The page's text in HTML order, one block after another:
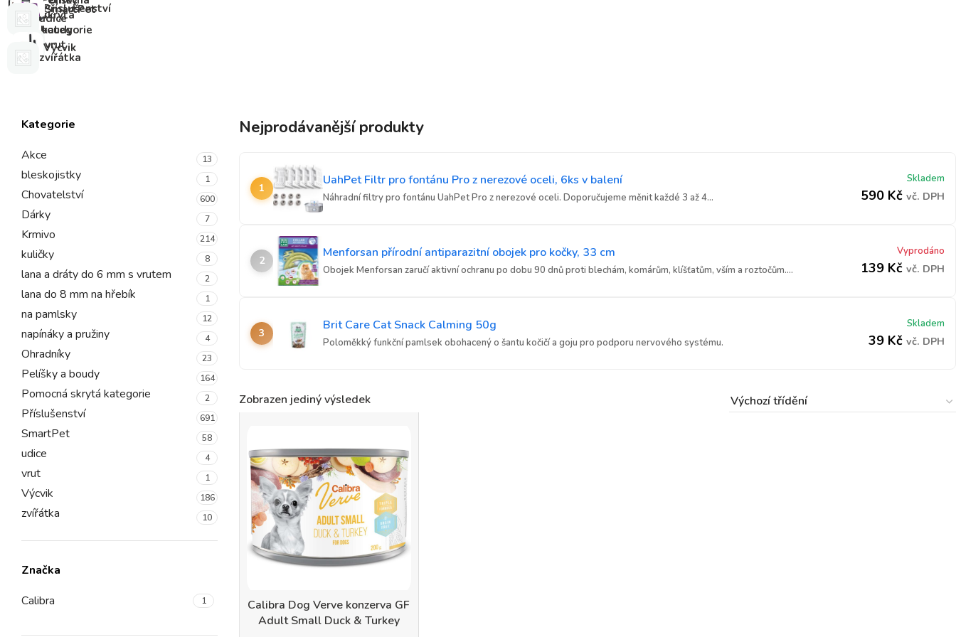
a
boudy
skrytá
kategorie
Příslušenství
SmartPet
udice
vrut
Výcvik
zvířátka
Kategorie
Akce
13
bleskojistky 1
Chovatelství 600
Dárky 7
Krmivo 214
kuličky 8
lana a dráty do 6 mm s vrutem 2
lana do 8 mm na hřebík 1
na pamlsky 12
napínáky a pružiny 4
Ohradníky 23
Pelíšky a boudy 164
Pomocná skrytá kategorie 2
Příslušenství 691
SmartPet 58
udice 4
vrut 1
Výcvik 186
zvířátka 10
Značka
Calibra
1
Nejprodávanější produkty
1 UahPet Filtr pro fontánu Pro z nerezové oceli, 6ks v balení
Náhradní filtry pro fontánu UahPet Pro z nerezové oceli. Doporučujeme měnit každé 3 až 4...
Skladem
590 Kč vč. DPH
2 Menforsan přírodní antiparazitní obojek pro kočky, 33 cm
Obojek Menforsan zaručí aktivní ochranu po dobu 90 dnů proti blechám, komárům, klíšťatům, vším a roztočům....
Vyprodáno
139 Kč vč. DPH
3 Brit Care Cat Snack Calming 50g
Poloměkký funkční pamlsek obohacený o šantu kočičí a goju pro podporu nervového systému.
Skladem
39 Kč vč. DPH
Zobrazen jediný výsledek
Calibra Dog Verve konzerva GF
Adult Small Duck & Turkey